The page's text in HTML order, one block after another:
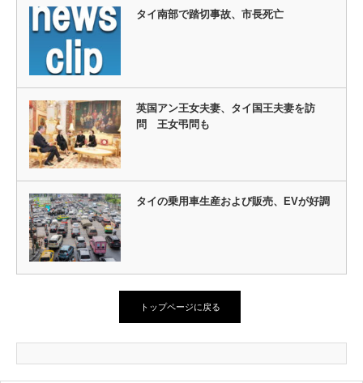
タイ南部で踏切事故、市長死亡
英国アン王女夫妻、タイ国王夫妻を訪
問 王女弔問も
タイの乗用車生産および販売、EVが好調
トップページに戻る